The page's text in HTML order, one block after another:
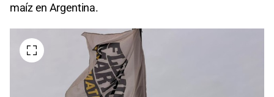
maíz en Argentina.